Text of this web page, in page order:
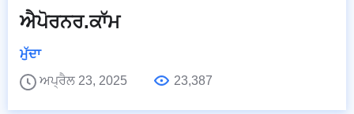
ਐਪੋਰਨਰ.ਕਾੱਮ
ਮੁੱਦਾ
ਅਪ੍ਰੈਲ 23, 2025
23,387